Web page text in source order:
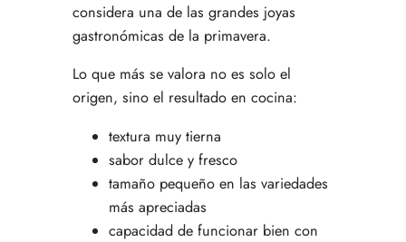
considera una de las grandes joyas
gastronómicas de la primavera.
Lo que más se valora no es solo el
origen, sino el resultado en cocina:
textura muy tierna
sabor dulce y fresco
tamaño pequeño en las variedades
más apreciadas
capacidad de funcionar bien con